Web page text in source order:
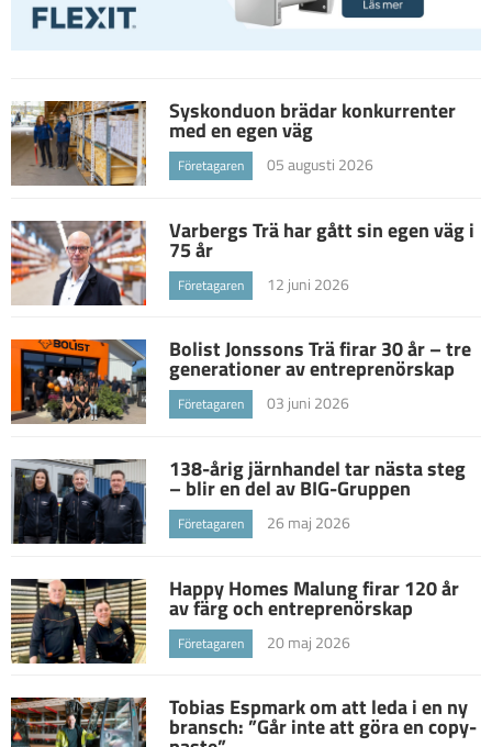
Syskonduon brädar konkurrenter
med en egen väg
Företagaren 05 augusti 2026
Varbergs Trä har gått sin egen väg i
75 år
Företagaren 12 juni 2026
Bolist Jonssons Trä firar 30 år – tre
generationer av entreprenörskap
Företagaren 03 juni 2026
138-årig järnhandel tar nästa steg
– blir en del av BIG-Gruppen
Företagaren 26 maj 2026
Happy Homes Malung firar 120 år
av färg och entreprenörskap
Företagaren 20 maj 2026
Tobias Espmark om att leda i en ny
bransch: ”Går inte att göra en copy-